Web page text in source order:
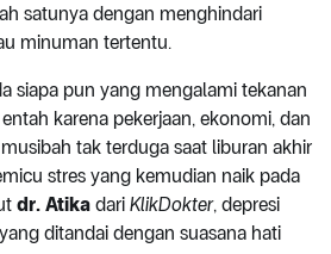
satunya dengan menghindari
minuman tertentu.
siapa pun yang mengalami tekanan
karena pekerjaan, ekonomi, dan
tak terduga saat liburan akhir
stres yang kemudian naik pada
dr. Atika dari KlikDokter, depresi
ditandai dengan suasana hati